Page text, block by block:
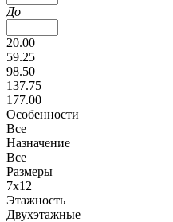
До
20.00
59.25
98.50
137.75
177.00
Особенности
Все
Назначение
Все
Размеры
7х12
Этажность
Двухэтажные